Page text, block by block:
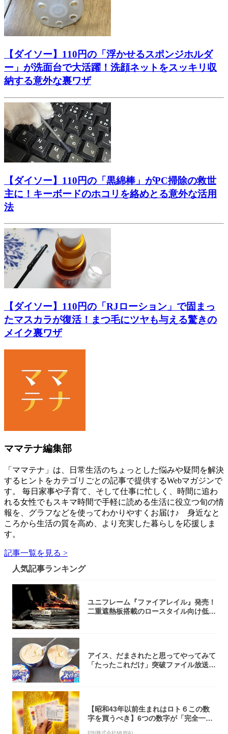
【ダイソー】110円の「浮かせるスポンジホルダ
ー」が洗面台で大活躍！洗顔ネットをスッキリ収
納する意外な裏ワザ
【ダイソー】110円の「黒綿棒」がPC掃除の救世
主に！キーボードのホコリを絡めとる意外な活用
法
【ダイソー】110円の「RJローション」で固まっ
たマスカラが復活！まつ毛にツヤも与える驚きの
メイク裏ワザ
ママテナ編集部
「ママテナ」は、日常生活のちょっとした悩みや疑問を解決
するヒントをカテゴリごとの記事で提供するWebマガジンで
す。 毎日家事や子育て、そして仕事に忙しく、時間に追わ
れる女性でもスキマ時間で手軽に読める生活に役立つ旬の情
報を、グラフなどを使ってわかりやすくお届け♪ 身近なと
ころから生活の質を高め、より充実した暮らしを応援しま
す。
記事一覧を見る >
人気記事ランキング
ユニフレーム『ファイアレイル』発売！
二重遮熱板搭載のロースタイル向け低型
アイス、だまされたと思ってやってみて
「たったこれだけ」突破ファイル放送で
【昭和43年以前生まれはロト６この数
字を買うべき】6つの数字が「完全一
PR(株式会社MURA)